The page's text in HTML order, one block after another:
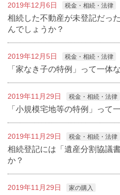
2019年12月6日 税金・相続・法律
相続した不動産が未登記だっ
んでしょうか？
2019年12月5日 税金・相続・法律
「家なき子の特例」って一体
2019年11月29日 税金・相続・法律
「小規模宅地等の特例」って
2019年11月29日 税金・相続・法律
相続登記には「遺産分割協議
か？
2019年11月29日 家の購入